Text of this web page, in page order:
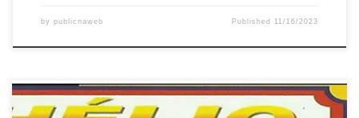
by publicnaweb Published 11/16/2023